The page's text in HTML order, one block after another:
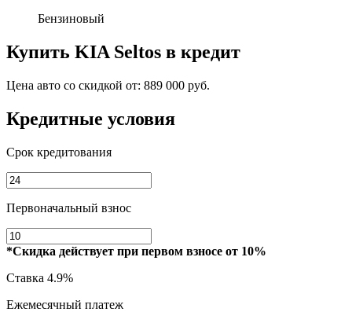
Бензиновый
Купить KIA Seltos в кредит
Цена авто со скидкой от: 889 000 руб.
Кредитные условия
Срок кредитования
Первоначальный взнос
*Скидка действует при первом взносе от 10%
Ставка 4.9%
Ежемесячный платеж